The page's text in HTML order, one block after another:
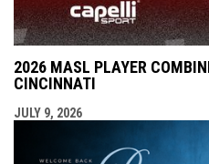
2026 MASL PLAYER
CINCINNATI
JULY 9, 2026